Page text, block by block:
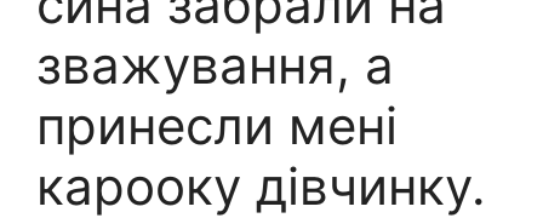
зважування, а
принесли мені
карооку дівчинку.